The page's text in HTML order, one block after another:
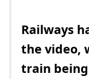
Railways
the video,
train